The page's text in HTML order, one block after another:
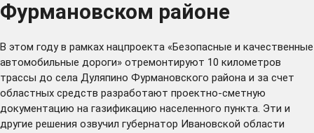
Фурмановском районе
В этом году в рамках нацпроекта «Безопасные и качественные
автомобильные дороги» отремонтируют 10 километров
трассы до села Дуляпино Фурмановского района и за счет
областных средств разработают проектно-сметную
документацию на газификацию населенного пункта. Эти и
другие решения озвучил губернатор Ивановской области